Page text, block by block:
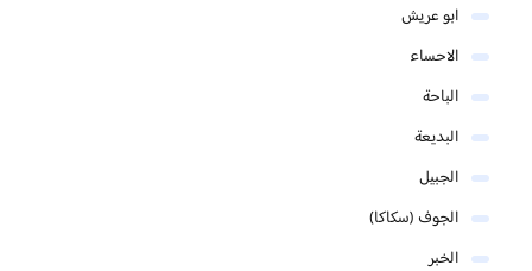
ابو عريش
الاحساء
الباحة
البديعة
الجبيل
الجوف (سكاكا)
الخبر